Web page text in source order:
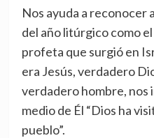
Nos ayuda a reconocer
del año litúrgico como
profeta que surgió en
era Jesús, verdadero
verdadero hombre, nos
medio de Él “Dios ha
pueblo”.